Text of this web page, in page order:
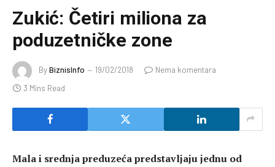
Zukić: Četiri miliona za
poduzetničke zone
ByBiznisInfo 19/02/2018
Nema komentara
3 Mins Read
Mala i srednja preduzeća predstavljaju jednu od